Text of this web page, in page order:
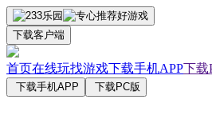
下载客户端
首页在线玩找游戏下载手机APP下载
下载手机APP 下载PC版